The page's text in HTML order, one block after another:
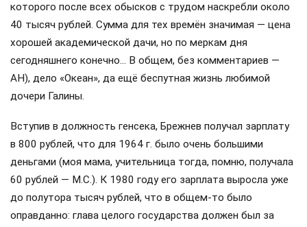
которого после всех обысков с трудом наскребли около
40 тысяч рублей. Сумма для тех времён значимая — цена
хорошей академической дачи, но по меркам дня
сегодняшнего конечно… В общем, без комментариев —
АН), дело «Океан», да ещё беспутная жизнь любимой
дочери Галины.
Вступив в должность генсека, Брежнев получал зарплату
в 800 рублей, что для 1964 г. было очень большими
деньгами (моя мама, учительница тогда, помню, получала
60 рублей — М.С.). К 1980 году его зарплата выросла уже
до полутора тысяч рублей, что в общем-то было
оправданно: глава целого государства должен был за